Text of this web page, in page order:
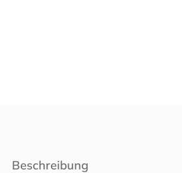
Beschreibung